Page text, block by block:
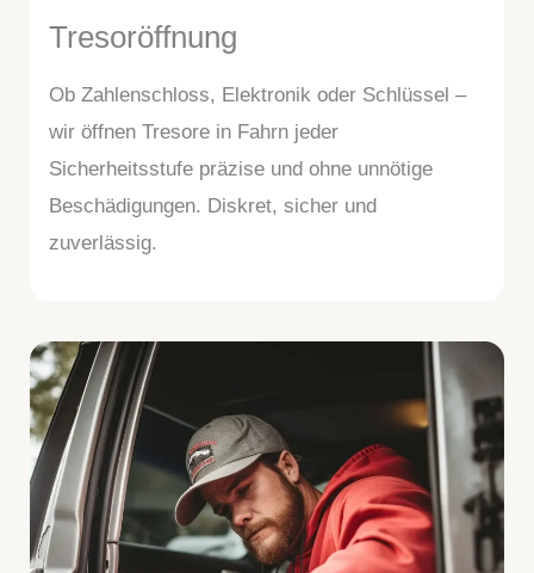
Tresoröffnung
Ob Zahlenschloss, Elektronik oder Schlüssel –
wir öffnen Tresore in Fahrn jeder
Sicherheitsstufe präzise und ohne unnötige
Beschädigungen. Diskret, sicher und
zuverlässig.